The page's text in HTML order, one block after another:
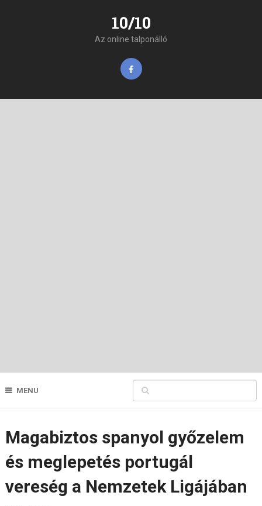
10/10
Az online talponálló
MENU
Magabiztos spanyol győzelem
és meglepetés portugál
vereség a Nemzetek Ligájában